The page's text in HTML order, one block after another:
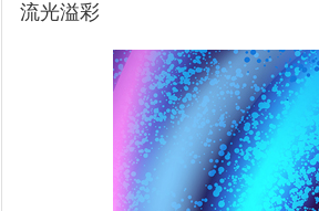
流光溢彩